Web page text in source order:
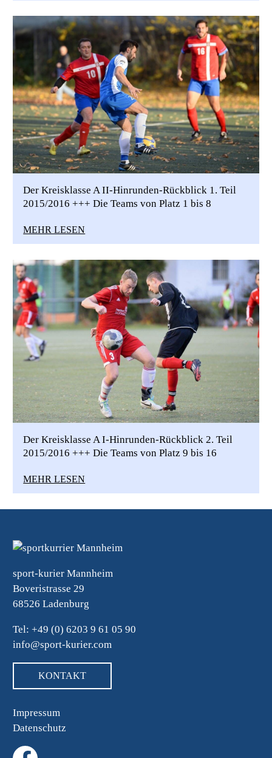
Der Kreisklasse A II-Hinrunden-Rückblick 1. Teil
2015/2016 +++ Die Teams von Platz 1 bis 8
MEHR LESEN
Der Kreisklasse A I-Hinrunden-Rückblick 2. Teil
2015/2016 +++ Die Teams von Platz 9 bis 16
MEHR LESEN
sport-kurier Mannheim
Boveristrasse 29
68526 Ladenburg
Tel: +49 (0) 6203 9 61 05 90
info@sport-kurier.com
KONTAKT
Impressum
Datenschutz